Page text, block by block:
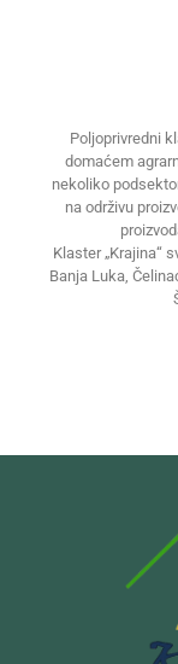
Poljoprivredni
domaćem
nekoliko
na održivu
Klaster „Krajina“
Banja Luka,